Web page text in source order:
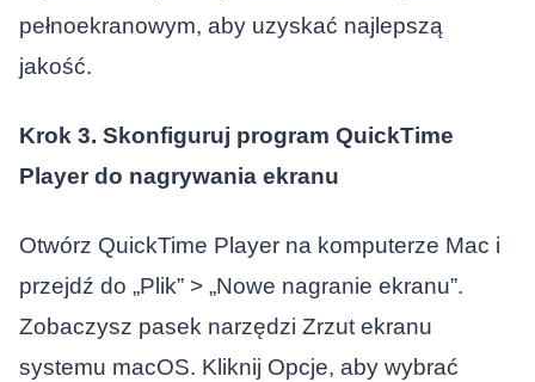
pełnoekranowym, aby uzyskać najlepszą
jakość.
Krok 3. Skonfiguruj program QuickTime
Player do nagrywania ekranu
Otwórz QuickTime Player na komputerze Mac i
przejdź do „Plik” > „Nowe nagranie ekranu”.
Zobaczysz pasek narzędzi Zrzut ekranu
systemu macOS. Kliknij Opcje, aby wybrać